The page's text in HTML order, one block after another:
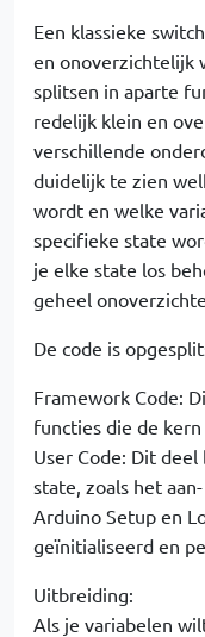
Een klassieke
en onoverzichtelijk
splitsen in aparte
redelijk klein en
verschillende
duidelijk te zien
wordt en welke
specifieke state
je elke state los
geheel
De code is
Framework Code:
functies die de
User Code: Dit
state, zoals het
Arduino Setup en
geïnitialiseerd en
Uitbreiding:
Als je variabelen